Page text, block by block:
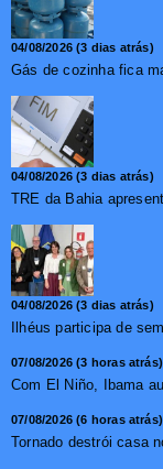
04/08/2026 (3 dias atrás)
04/08/2026 (3 dias atrás)
04/08/2026 (3 dias atrás)
07/08/2026 (3 horas atrás)
07/08/2026 (6 horas atrás)